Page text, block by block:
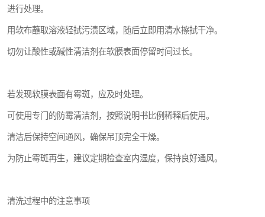
进行处理。
用软布蘸取溶液轻拭污渍区域，随后立即用清水擦拭干净。
切勿让酸性或碱性清洁剂在软膜表面停留时间过长。
若发现软膜表面有霉斑，应及时处理。
可使用专门的防霉清洁剂，按照说明书比例稀释后使用。
清洁后保持空间通风，确保吊顶完全干燥。
为防止霉斑再生，建议定期检查室内湿度，保持良好通风。
清洗过程中的注意事项